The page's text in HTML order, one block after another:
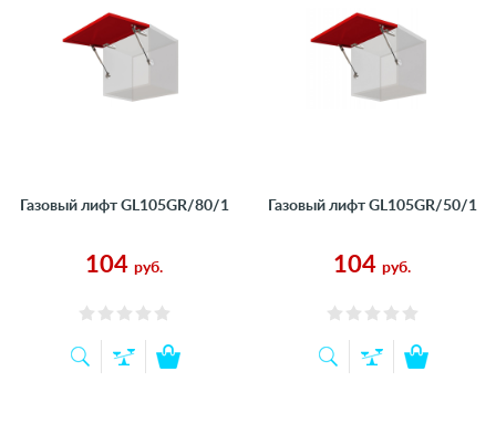
Газовый лифт GL105GR/80/1
104 руб.
Газовый лифт GL105GR/50/1
104 руб.